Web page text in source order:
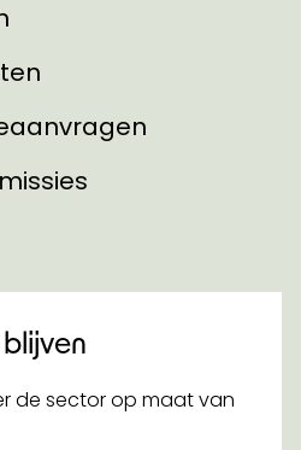
de sector op maat van